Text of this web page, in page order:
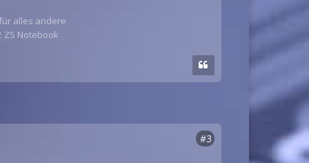
für alles andere
ZS Notebook
#3